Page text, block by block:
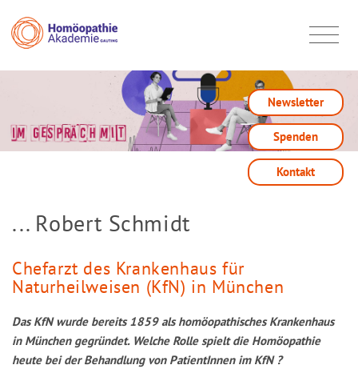
Newsletter
Spenden
Kontakt
... Robert Schmidt
Chefarzt des Krankenhaus für
Naturheilweisen (KfN) in München
Das KfN wurde bereits 1859 als homöopathisches Krankenhaus
in München gegründet. Welche Rolle spielt die Homöopathie
heute bei der Behandlung von PatientInnen im KfN ?